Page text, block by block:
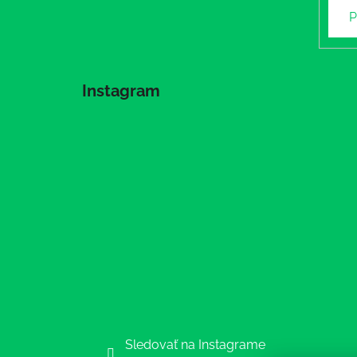
Instagram
Sledovať na Instagrame